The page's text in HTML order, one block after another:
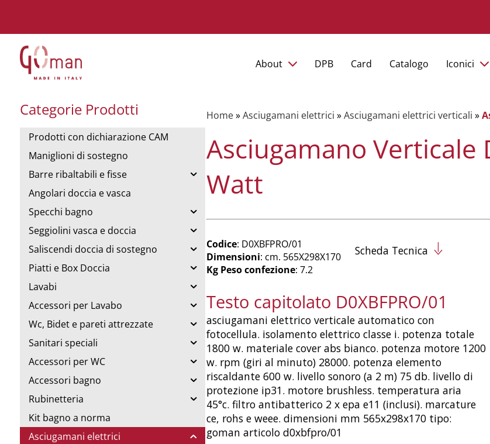
About DPB Card Catalogo Iconici
Categorie Prodotti
Prodotti con dichiarazione CAM
Maniglioni di sostegno
Barre ribaltabili e fisse
Angolari doccia e vasca
Specchi bagno
Seggiolini vasca e doccia
Saliscendi doccia di sostegno
Piatti e Box Doccia
Lavabi
Accessori per Lavabo
Wc, Bidet e pareti attrezzate
Sanitari speciali
Accessori per WC
Accessori bagno
Rubinetteria
Kit bagno a norma
Asciugamani elettrici
Home»Asciugamani elettrici »Asciugamani elettrici verticali »
Asciugamano Verticale
Watt
Codice: D0XBFPRO/01
Dimensioni: cm. 565X298X170
Kg Peso confezione: 7.2
Scheda Tecnica
Testo capitolato D0XBFPRO/01
asciugamani elettrico verticale automatico con
fotocellula. isolamento elettrico classe i. potenza totale
1800 w. materiale cover abs bianco. potenza motore 1200
w. rpm (giri al minuto) 28000. potenza elemento
riscaldante 600 w. livello sonoro (a 2 m) 75 db. livello di
protezione ip31. motore brushless. temperatura aria
45°c. filtro antibatterico 2 x epa e11 (inclusi). marcature
ce, rohs e weee. dimensioni mm 565x298x170 tipo:
goman articolo d0xbfpro/01